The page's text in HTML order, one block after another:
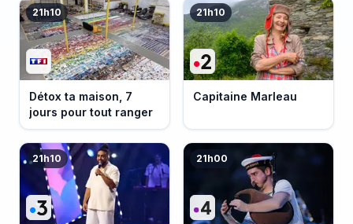
21h10
Détox ta maison, 7
jours pour tout ranger
21h10
Capitaine Marleau
21h10 21h00